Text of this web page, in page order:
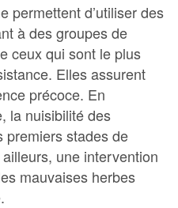
permettent d’utiliser des
à des groupes de
ceux qui sont le plus
Elles assurent
précoce. En
la nuisibilité des
premiers stades de
une intervention
mauvaises herbes